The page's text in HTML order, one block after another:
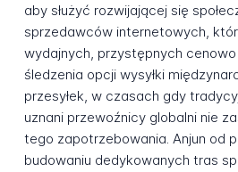
aby służyć rozwijającej się
sprzedawców internetowych,
wydajnych, przystępnych
śledzenia opcji wysyłki
przesyłek, w czasach gdy
uznani przewoźnicy globalni nie
tego zapotrzebowania. Anjun od
budowaniu dedykowanych tras